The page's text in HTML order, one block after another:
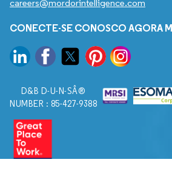
careers@mordorintelligence.com
CONECTE-SE CONOSCO AGORA
D&B D-U-N-SÂ®
NUMBER : 85-427-9388